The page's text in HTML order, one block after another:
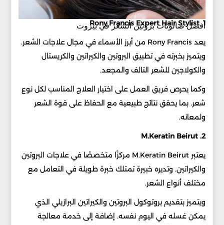
أفضل صالونات بروتين الشعر في بيروت
1. Rony Francis Expert Hair Stylist
يعد Rony Francis من أبرز الأسماء في مجال علاجات الشعر.
ويتميز بخبرته في تطبيق البروتين والكيراتين والكريستال
والكولاجين للشعر التالف والمجعد.
وكما يحرص فريق العمل على اختيار العلاج المناسب لكل نوع
شعر. بما يحقق نتائج طبيعية مع الحفاظ على قوة الشعر
ولمعانه.
2. M.Keratin Beirut
يعتبر M.Keratin Beirut مركزًا متخصصًا في علاجات البروتين
والكيراتين. وتديره خبيرة تمتلك خبرة طويلة في التعامل مع
مختلف أنواع الشعر.
ويتميز بتقديم بروتوكول البروتين والكيراتين البرازيلي الذي
يمكن غسله في اليوم نفسه. إضافة إلى خدمة معالجة